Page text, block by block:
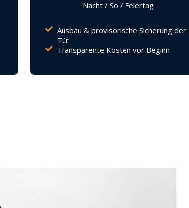
Nacht / So / Feiertag
Ausbau & provisorische Sicherung der
Tür
Transparente Kosten vor Beginn